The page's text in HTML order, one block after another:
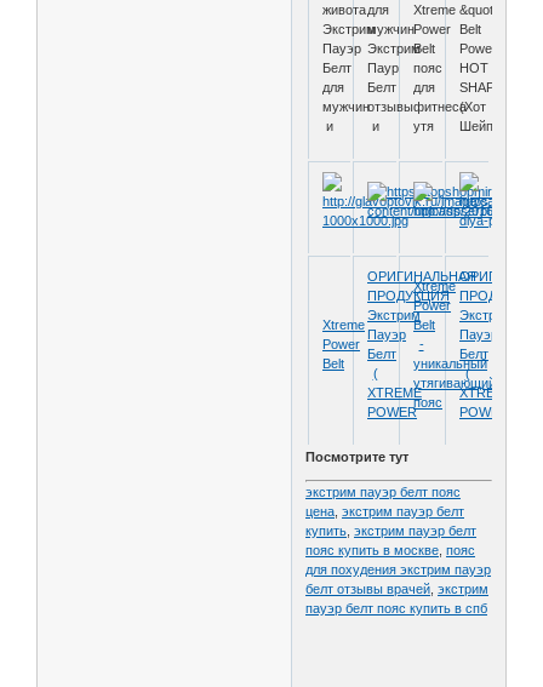
живота
Экстрим
Пауэр
Белт
для
мужчин
и
для
мужчин
Экстрим
Паур
Белт
отзывы
и
Xtreme
Power
Belt
пояс
для
фитнеса
утя
&quot;Hot
Belt
Power&quot;
HOT
SHAPERS
(Хот
Шейп
Xtreme
Power
Belt
ОРИГИНАЛЬНАЯ
ПРОДУКЦИЯ
Экстрим
Пауэр
Белт
(
XTREME
POWER
Xtreme
Power
Belt
-
уникальный
утягивающий
пояс
ПРОДУКЦИЯ
Экстрим
Пауэр
Белт
(
XTREME
POWER
Посмотрите тут
экстрим пауэр белт пояс
цена ,экстрим пауэр белт
купить ,экстрим пауэр белт
пояс купить в москве ,пояс
для похудения экстрим пауэр
белт отзывы врачей ,экстрим
пауэр белт пояс купить в спб